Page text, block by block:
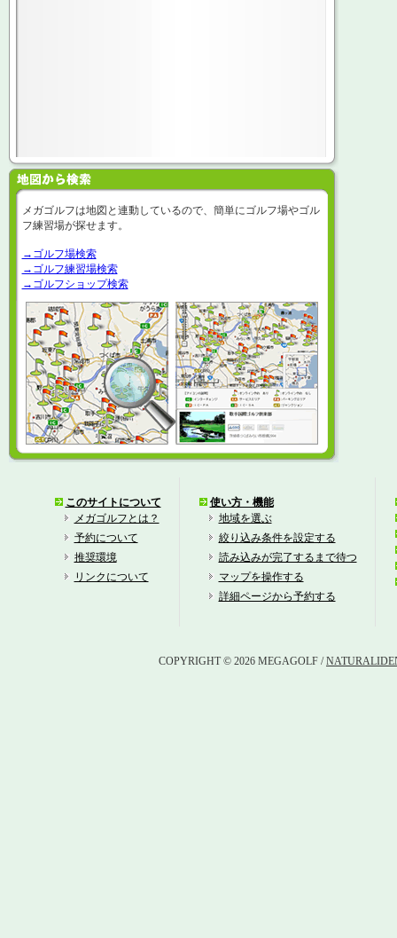
メガゴルフは地図と連動しているので、簡単にゴルフ場やゴル
フ練習場が探せます。
→ゴルフ場検索
→ゴルフ練習場検索
→ゴルフショップ検索
このサイトについて
メガゴルフとは？
予約について
推奨環境
リンクについて
使い方・機能
地域を選ぶ
絞り込み条件を設定する
読み込みが完了するまで待つ
マップを操作する
詳細ページから予約する
COPYRIGHT © 2026 MEGAGOLF /